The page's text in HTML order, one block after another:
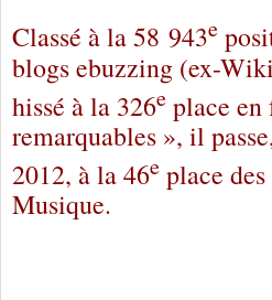
Classé à la 58 943e
blogs ebuzzing (ex-
hissé à la 326e place
remarquables », il
2012, à la 46e place
Musique.